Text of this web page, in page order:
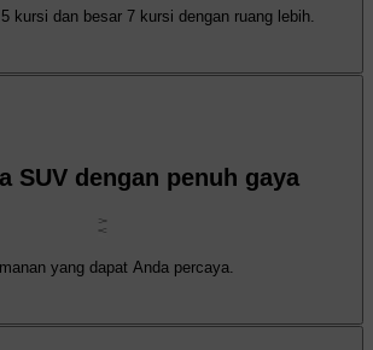
kursi dan besar 7 kursi dengan ruang lebih.
SUV dengan penuh gaya
yang dapat Anda percaya.